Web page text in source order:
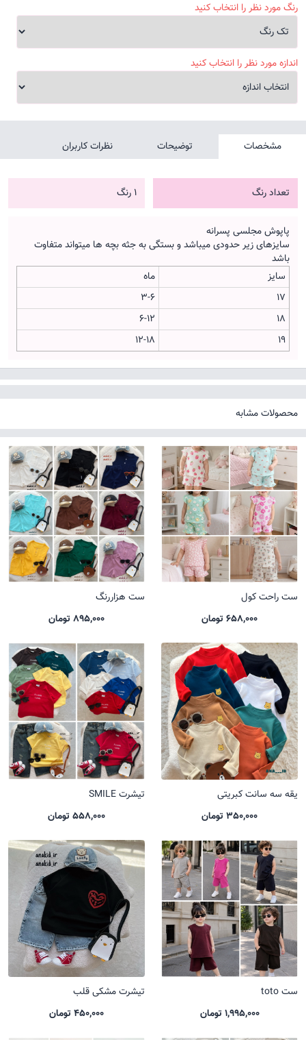
رنگ مورد نظر را انتخاب کنید
اندازه مورد نظر را انتخاب کنید
مشخصات توضیحات نظرات کاربران
تعداد رنگ 1 رنگ
پاپوش مجلسی پسرانه
سایزهای زیر حدودی میباشد و بستگی به جثه بچه ها میتواند متفاوت
باشد
سایز
ماه
17
3-6
18
6-12
19
12-18
محصولات مشابه
ست راحت کول
658,000 تومان
ست هزاررنگ
895,000 تومان
یقه سه سانت کبریتی
350,000 تومان
تیشرت SMILE
558,000 تومان
ست toto
1,995,000 تومان
تیشرت مشکی قلب
450,000 تومان